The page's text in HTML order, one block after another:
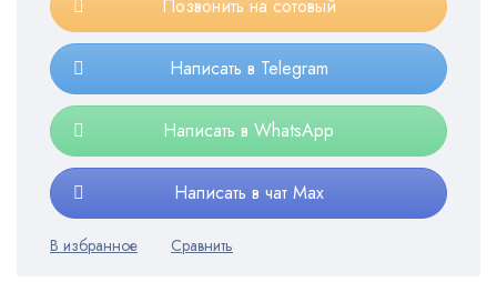
Позвонить на сотовый
Написать в Telegram
Написать в WhatsApp
Написать в чат Max